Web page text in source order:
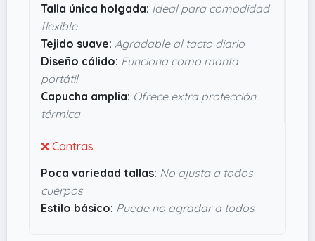
calentito sin usar varias capas. En plan práctico,
es de esas prendas que puedes llevar para
dormir o para salir a dar una vuelta sin perder el
estilo básico y funcional. Si alguien quiere algo
sencillo y cómodo, tiene bastante sentido darle
una oportunidad.
Talla única holgada: Ideal para comodidad
flexible
Tejido suave: Agradable al tacto diario
Diseño cálido: Funciona como manta
portátil
Capucha amplia: Ofrece extra protección
térmica
❌ Contras
Poca variedad tallas: No ajusta a todos
cuerpos
Estilo básico: Puede no agradar a todos